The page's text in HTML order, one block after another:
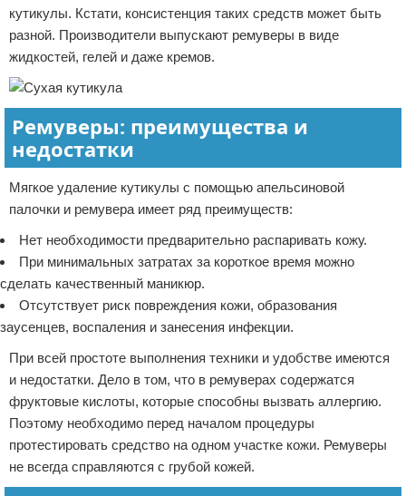
кутикулы. Кстати, консистенция таких средств может быть
разной. Производители выпускают ремуверы в виде
жидкостей, гелей и даже кремов.
Ремуверы: преимущества и
недостатки
Мягкое удаление кутикулы с помощью апельсиновой
палочки и ремувера имеет ряд преимуществ:
Нет необходимости предварительно распаривать кожу.
При минимальных затратах за короткое время можно
сделать качественный маникюр.
Отсутствует риск повреждения кожи, образования
заусенцев, воспаления и занесения инфекции.
При всей простоте выполнения техники и удобстве имеются
и недостатки. Дело в том, что в ремуверах содержатся
фруктовые кислоты, которые способны вызвать аллергию.
Поэтому необходимо перед началом процедуры
протестировать средство на одном участке кожи. Ремуверы
не всегда справляются с грубой кожей.